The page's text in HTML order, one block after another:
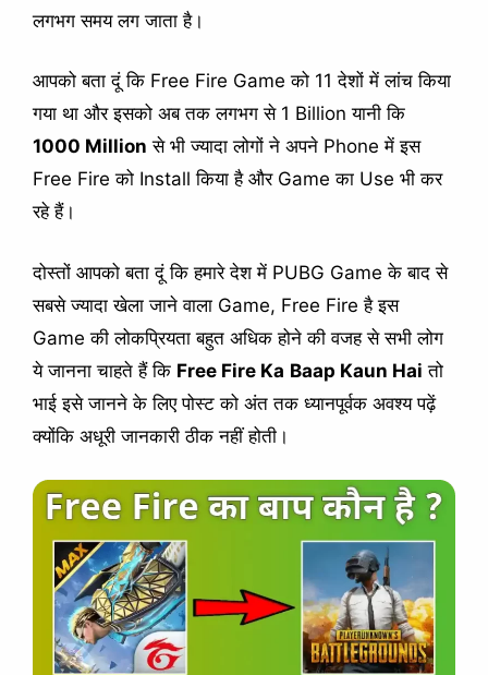
लगभग समय लग जाता है।
आपको बता दूं कि Free Fire Game को 11 देशों में लांच किया
गया था और इसको अब तक लगभग से 1 Billion यानी कि
1000 Million से भी ज्यादा लोगों ने अपने Phone में इस
Free Fire को Install किया है और Game का Use भी कर
रहे हैं।
दोस्तों आपको बता दूं कि हमारे देश में PUBG Game के बाद से
सबसे ज्यादा खेला जाने वाला Game, Free Fire है इस
Game की लोकप्रियता बहुत अधिक होने की वजह से सभी लोग
ये जानना चाहते हैं कि Free Fire Ka Baap Kaun Hai तो
भाई इसे जानने के लिए पोस्ट को अंत तक ध्यानपूर्वक अवश्य पढ़ें
क्योंकि अधूरी जानकारी ठीक नहीं होती।